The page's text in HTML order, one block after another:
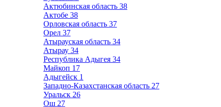
Актюбинская область 38
Актобе 38
Орловская область 37
Орел 37
Атырауская область 34
Атырау 34
Республика Адыгея 34
Майкоп 17
Адыгейск 1
Западно-Казахстанская область 27
Уральск 26
Ош 27